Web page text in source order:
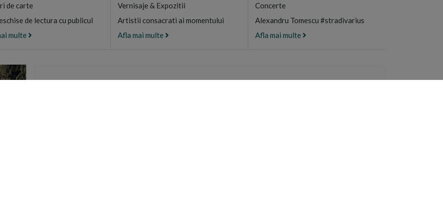
de carte
de lectura cu publicul
multe
Vernisaje & Expozitii
Artistii consacrati ai momentului
Afla mai multe
Concerte
Alexandru Tomescu #stradivarius
Afla mai multe
CAMARA SFANTULUI MUNTE